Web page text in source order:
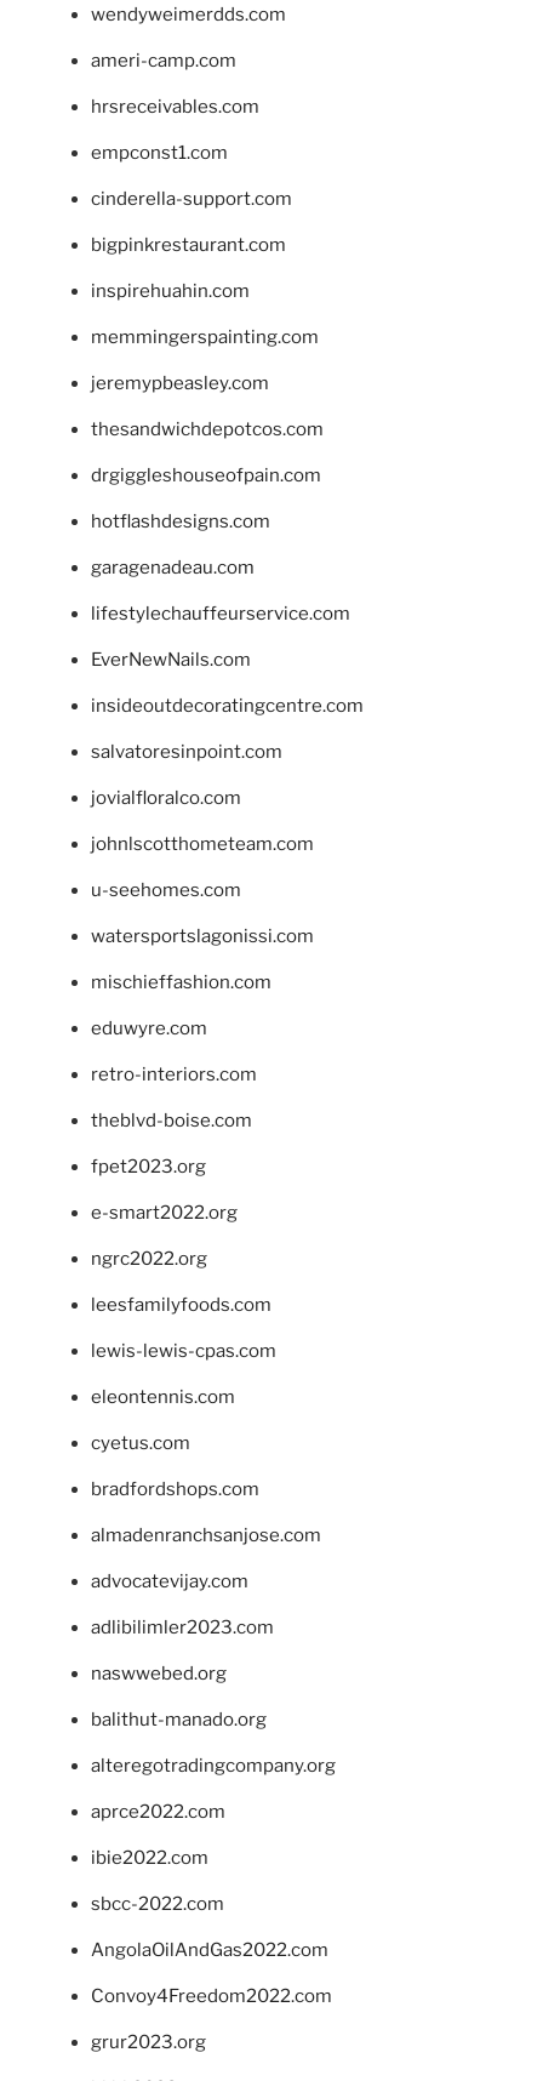
wendyweimerdds.com
ameri-camp.com
hrsreceivables.com
empconst1.com
cinderella-support.com
bigpinkrestaurant.com
inspirehuahin.com
memmingerspainting.com
jeremypbeasley.com
thesandwichdepotcos.com
drgiggleshouseofpain.com
hotflashdesigns.com
garagenadeau.com
lifestylechauffeurservice.com
EverNewNails.com
insideoutdecoratingcentre.com
salvatoresinpoint.com
jovialfloralco.com
johnlscotthometeam.com
u-seehomes.com
watersportslagonissi.com
mischieffashion.com
eduwyre.com
retro-interiors.com
theblvd-boise.com
fpet2023.org
e-smart2022.org
ngrc2022.org
leesfamilyfoods.com
lewis-lewis-cpas.com
eleontennis.com
cyetus.com
bradfordshops.com
almadenranchsanjose.com
advocatevijay.com
adlibilimler2023.com
naswwebed.org
balithut-manado.org
alteregotradingcompany.org
aprce2022.com
ibie2022.com
sbcc-2022.com
AngolaOilAndGas2022.com
Convoy4Freedom2022.com
grur2023.org